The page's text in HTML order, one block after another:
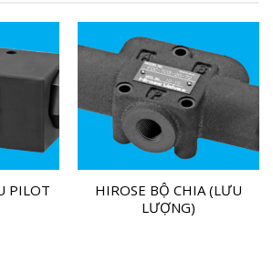
PILOT
HIROSE BỘ CHIA (LƯU
LƯỢNG)